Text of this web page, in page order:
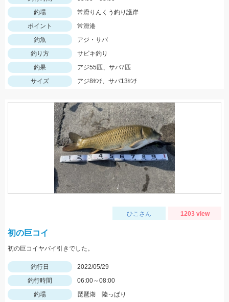
釣場
常滑りんくう釣り護岸
ポイント
常滑港
釣魚
アジ・サバ
釣り方
サビキ釣り
釣果
アジ55匹、サバ7匹
サイズ
アジ8ｾﾝﾁ、サバ13ｾﾝﾁ
ひこさん 1203 view
初の巨コイ
初の巨コイヤバイ引きでした。
釣行日
2022/05/29
釣行時間
06:00～08:00
釣場
琵琶湖 陸っぱり